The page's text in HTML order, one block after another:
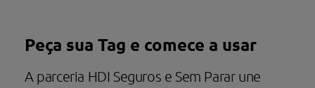
Peça sua Tag e comece a usar
A parceria HDI Seguros e Sem Parar une